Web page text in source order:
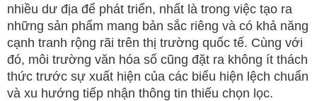
nhiều dư địa để phát triển, nhất là trong việc tạo ra
những sản phẩm mang bản sắc riêng và có khả năng
cạnh tranh rộng rãi trên thị trường quốc tế. Cùng với
đó, môi trường văn hóa số cũng đặt ra không ít thách
thức trước sự xuất hiện của các biểu hiện lệch chuẩn
và xu hướng tiếp nhận thông tin thiếu chọn lọc.